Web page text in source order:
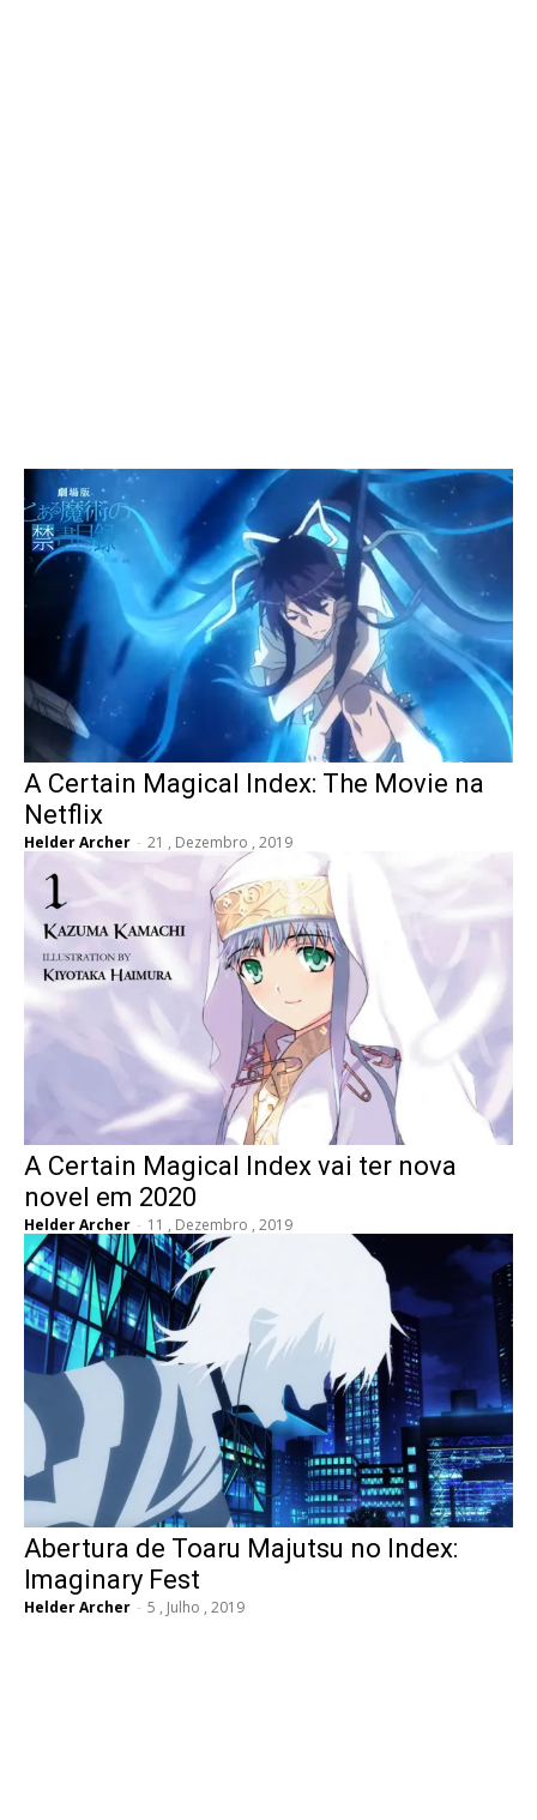
A Certain Magical Index: The Movie na
Netflix
Helder Archer - 21 , Dezembro , 2019
A Certain Magical Index vai ter nova
novel em 2020
Helder Archer - 11 , Dezembro , 2019
Abertura de Toaru Majutsu no Index:
Imaginary Fest
Helder Archer - 5 , Julho , 2019